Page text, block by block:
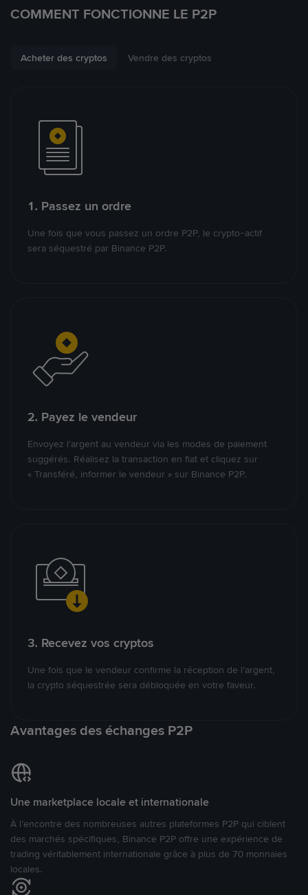
COMMENT FONCTIONNE LE P2P
Acheter des cryptos Vendre des cryptos
1. Passez un ordre
Une fois que vous passez un ordre P2P, le crypto-actif
sera séquestré par Binance P2P.
2. Payez le vendeur
Envoyez l’argent au vendeur via les modes de paiement
suggérés. Réalisez la transaction en fiat et cliquez sur
« Transféré, informer le vendeur » sur Binance P2P.
3. Recevez vos cryptos
Une fois que le vendeur confirme la réception de l’argent,
la crypto séquestrée sera débloquée en votre faveur.
Avantages des échanges P2P
Une marketplace locale et internationale
À l’encontre des nombreuses autres plateformes P2P qui ciblent
des marchés spécifiques, Binance P2P offre une expérience de
trading véritablement internationale grâce à plus de 70 monnaies
locales.